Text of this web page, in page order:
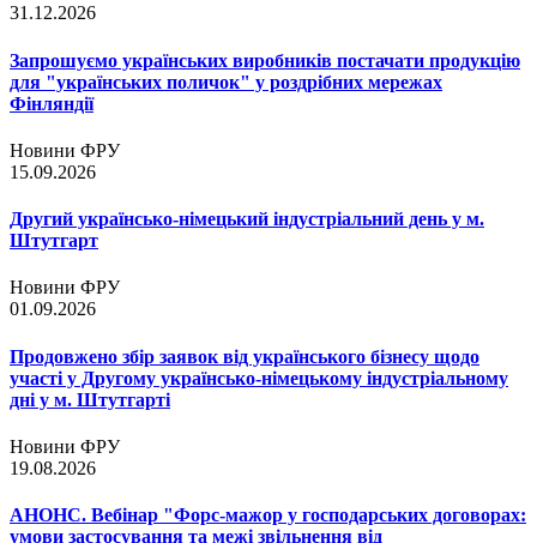
31.12.2026
Запрошуємо українських виробників постачати продукцію
для "українських поличок" у роздрібних мережах
Фінляндії
Новини ФРУ
15.09.2026
Другий українсько-німецький індустріальний день у м.
Штутгарт
Новини ФРУ
01.09.2026
Продовжено збір заявок від українського бізнесу щодо
участі у Другому українсько-німецькому індустріальному
дні у м. Штутгарті
Новини ФРУ
19.08.2026
АНОНС. Вебінар "Форс-мажор у господарських договорах:
умови застосування та межі звільнення від